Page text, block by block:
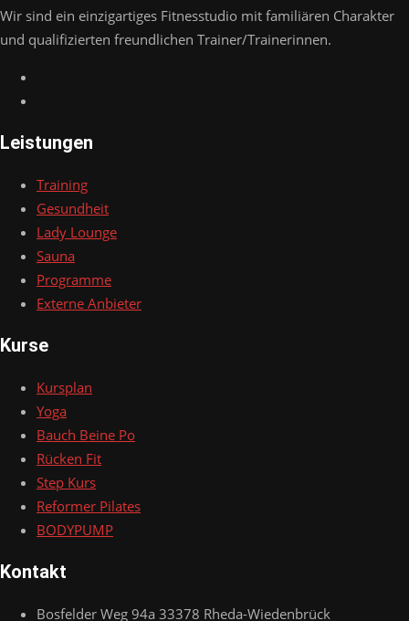
Wir sind ein einzigartiges Fitnesstudio mit familiären Charakter
und qualifizierten freundlichen Trainer/Trainerinnen.
Leistungen
Training
Gesundheit
Lady Lounge
Sauna
Programme
Externe Anbieter
Kurse
Kursplan
Yoga
Bauch Beine Po
Rücken Fit
Step Kurs
Reformer Pilates
BODYPUMP
Kontakt
Bosfelder Weg 94a 33378 Rheda-Wiedenbrück